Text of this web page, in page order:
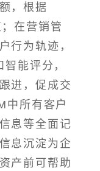
，根据
在营销管
行为轨迹，
能评分，
进，促成交
中所有客户
息等全面记
息沉淀为企
产前可帮助